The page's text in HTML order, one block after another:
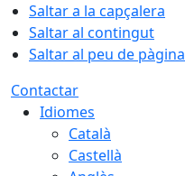
Saltar a la capçalera
Saltar al contingut
Saltar al peu de pàgina
Contactar
Idiomes
Català
Castellà